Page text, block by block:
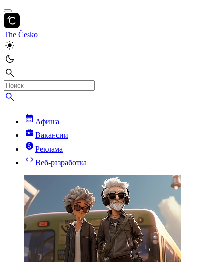
The Česko
Афиша
Вакансии
Реклама
Веб-разработка